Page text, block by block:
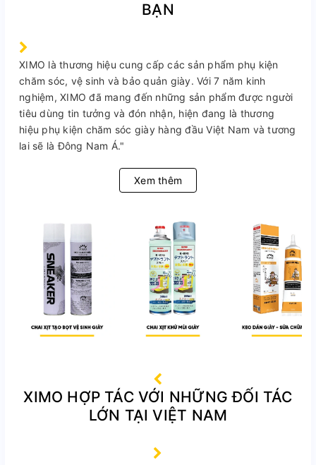
BẠN
XIMO là thương hiệu cung cấp các sản phẩm phụ kiện
chăm sóc, vệ sinh và bảo quản giày. Với 7 năm kinh
nghiệm, XIMO đã mang đến những sản phẩm được người
tiêu dùng tin tưởng và đón nhận, hiện đang là thương
hiệu phụ kiện chăm sóc giày hàng đầu Việt Nam và tương
lai sẽ là Đông Nam Á."
Xem thêm
XIMO HỢP TÁC VỚI NHỮNG ĐỐI TÁC
LỚN TẠI VIỆT NAM